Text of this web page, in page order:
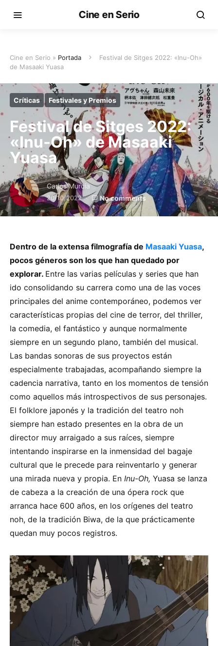
Cine en Serio
Cine en Serio » Portada
Festival de Sitges 2022: «Inu-Oh»
de Masaaki Yuasa
Críticas Festivales y Premios
Festival de Sitges 2022:
«Inu-Oh» de Masaaki
Yuasa
Carlos Murcia
20/10/2022 No comments
Dentro de la extensa filmografía de Masaaki Yuasa,
pocos géneros son los que han quedado por
explorar. Entre las varias películas y series que han
ido consolidando su carrera como una de las voces
principales del anime contemporáneo, podemos ver
características propias del cine de terror, del thriller,
la comedia, el fantástico y aunque normalmente
siempre en un segundo plano, también del musical.
Las bandas sonoras de sus proyectos están
especialmente trabajadas, acompañando siempre la
cadencia narrativa, tanto en los momentos de tensión
como aquellos más introspectivos de sus personajes.
El folklore japonés y la tradición del teatro noh
siempre han estado presentes en la obra de un
director muy arraigado a sus raíces, siempre
intentando inspirarse en la inmensidad del bagaje
cultural que le precede para reinventarlo y generar
una mirada nueva y propia. En Inu-Oh, Yuasa se lanza
de cabeza a la creación de una ópera rock que
arranca hace 600 años, en los orígenes del teatro
noh, de la tradición Biwa, de la que prácticamente
quedan muy pocos registros.